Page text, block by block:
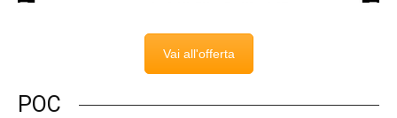
Vai all'offerta
POC